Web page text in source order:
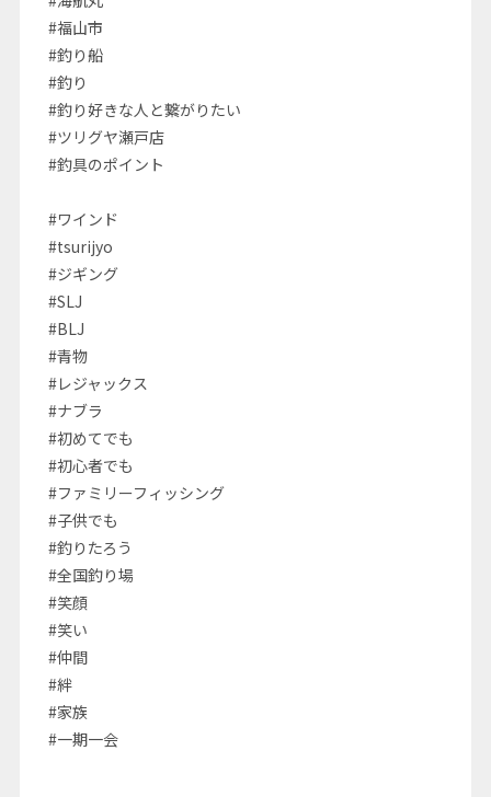
#福山市
#釣り船
#釣り
#釣り好きな人と繋がりたい
#ツリグヤ瀬戸店
#釣具のポイント
#ワインド
#tsurijyo
#ジギング
#SLJ
#BLJ
#青物
#レジャックス
#ナブラ
#初めてでも
#初心者でも
#ファミリーフィッシング
#子供でも
#釣りたろう
#全国釣り場
#笑顔
#笑い
#仲間
#絆
#家族
#一期一会